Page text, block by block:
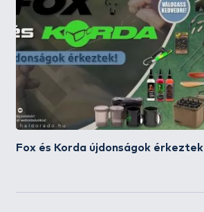
Fox és Korda újdonságok érkeztek